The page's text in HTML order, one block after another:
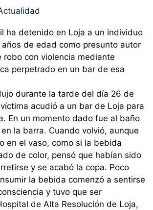
ha detenido en Loja a un individuo
de edad como presunto autor
robo con violencia mediante
perpetrado en un bar de esa
durante la tarde del día 26 de
acudió a un bar de Loja para
En un momento dado fue al baño
la barra. Cuando volvió, aunque
en el vaso, como si la bebida
de color, pensó que habían sido
y se acabó la copa. Poco
la bebida comenzó a sentirse
y tuvo que ser
de Alta Resolución de Loja,